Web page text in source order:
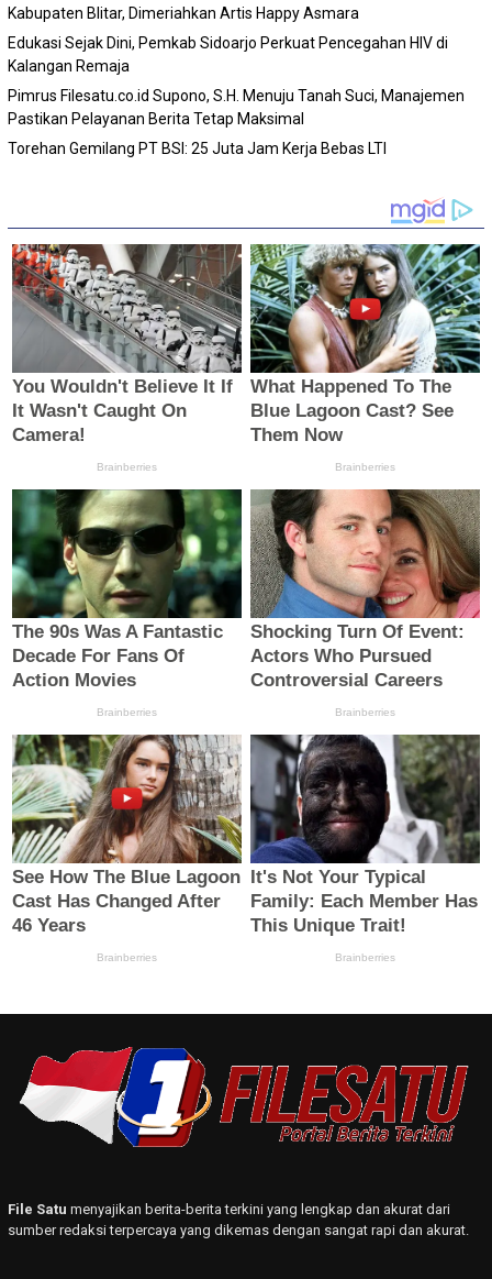
Kabupaten Blitar, Dimeriahkan Artis Happy Asmara
Edukasi Sejak Dini, Pemkab Sidoarjo Perkuat Pencegahan HIV di
Kalangan Remaja
Pimrus Filesatu.co.id Supono, S.H. Menuju Tanah Suci, Manajemen
Pastikan Pelayanan Berita Tetap Maksimal
Torehan Gemilang PT BSI: 25 Juta Jam Kerja Bebas LTI
File Satu menyajikan berita-berita terkini yang lengkap dan akurat dari
sumber redaksi terpercaya yang dikemas dengan sangat rapi dan akurat.